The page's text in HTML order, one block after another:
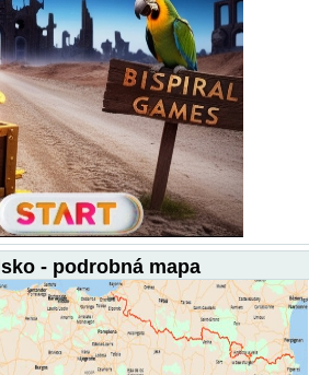
- podrobná mapa